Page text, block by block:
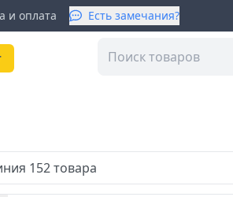
и оплата Есть замечания?
152товара